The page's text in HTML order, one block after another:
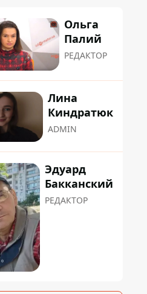
Ольга
Палий
РЕДАКТОР
Лина
Киндратюк
ADMIN
Эдуард
Бакканский
РЕДАКТОР